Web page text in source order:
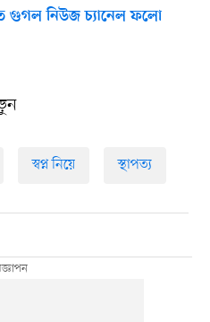
গুগল নিউজ চ্যানেল ফলো
স্বপ্ন নিয়ে স্থাপত্য